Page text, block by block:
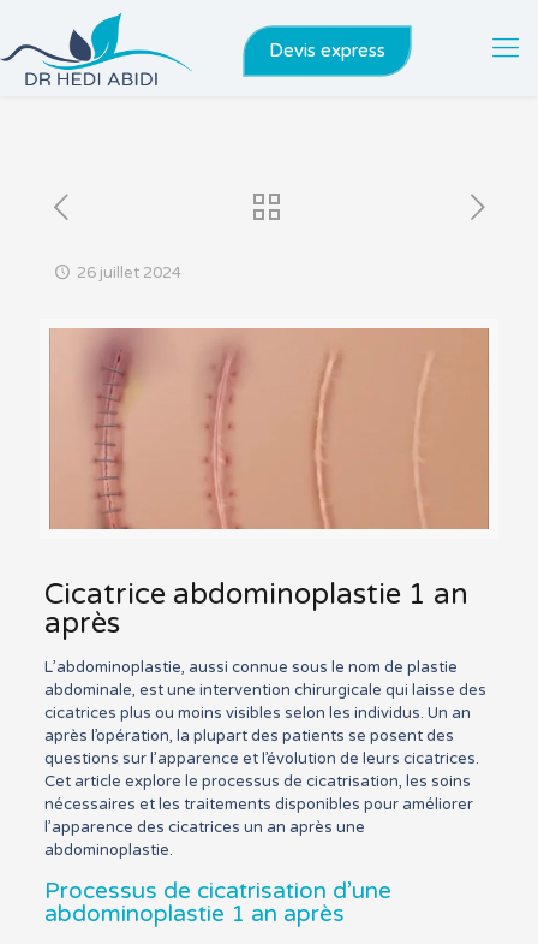
Devis express
26 juillet 2024
Cicatrice abdominoplastie 1 an
après
L’abdominoplastie, aussi connue sous le nom de plastie
abdominale, est une intervention chirurgicale qui laisse des
cicatrices plus ou moins visibles selon les individus. Un an
après l’opération, la plupart des patients se posent des
questions sur l’apparence et l’évolution de leurs cicatrices.
Cet article explore le processus de cicatrisation, les soins
nécessaires et les traitements disponibles pour améliorer
l’apparence des cicatrices un an après une
abdominoplastie.
Processus de cicatrisation d’une
abdominoplastie 1 an après